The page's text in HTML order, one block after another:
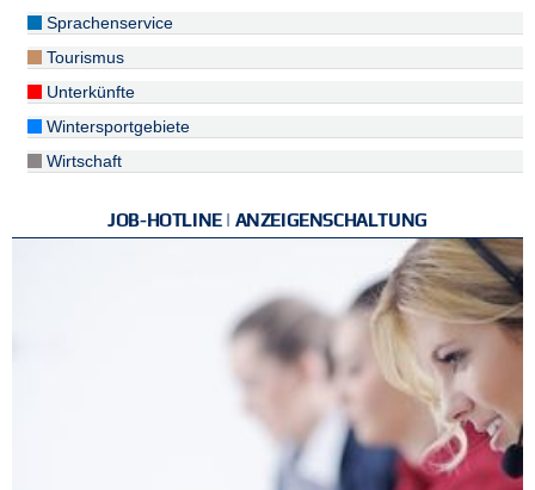
Sprachenservice
Tourismus
Unterkünfte
Wintersportgebiete
Wirtschaft
JOB-HOTLINE | ANZEIGENSCHALTUNG